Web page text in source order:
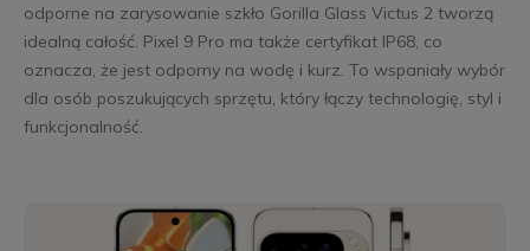
odporne na zarysowanie szkło Gorilla Glass Victus 2 tworzą
idealną całość. Pixel 9 Pro ma także certyfikat IP68, co
oznacza, że jest odporny na wodę i kurz. To wspaniały wybór
dla osób poszukujących sprzętu, który łączy technologię, styl i
funkcjonalność.